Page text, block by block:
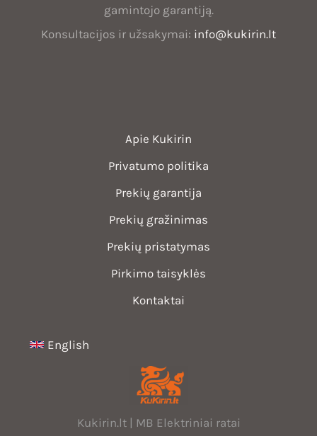
Lietuvoje
gamintojo garantiją.
Konsultacijos ir užsakymai: info@kukirin.lt
Apie Kukirin
Privatumo politika
Prekių garantija
Prekių gražinimas
Prekių pristatymas
Pirkimo taisyklės
Kontaktai
English
Kukirin.lt | MB Elektriniai ratai